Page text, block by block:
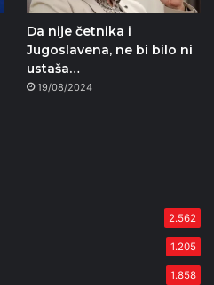
Da nije četnika i
Jugoslavena, ne bi bilo ni
ustaša…
19/08/2024
2.562
1.205
1.858